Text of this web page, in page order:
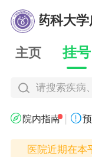
广东药科大
主页 挂号
请搜索疾病
 院内指南 
医院近期在本